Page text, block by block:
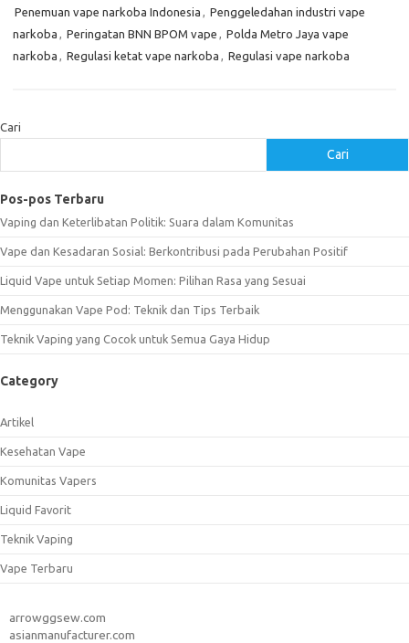
Penemuan vape narkoba Indonesia , Penggeledahan industri vape
narkoba , Peringatan BNN BPOM vape , Polda Metro Jaya vape
narkoba , Regulasi ketat vape narkoba , Regulasi vape narkoba
Cari
Cari
Pos-pos Terbaru
Vaping dan Keterlibatan Politik: Suara dalam Komunitas
Vape dan Kesadaran Sosial: Berkontribusi pada Perubahan Positif
Liquid Vape untuk Setiap Momen: Pilihan Rasa yang Sesuai
Menggunakan Vape Pod: Teknik dan Tips Terbaik
Teknik Vaping yang Cocok untuk Semua Gaya Hidup
Category
Artikel
Kesehatan Vape
Komunitas Vapers
Liquid Favorit
Teknik Vaping
Vape Terbaru
arrowggsew.com
asianmanufacturer.com